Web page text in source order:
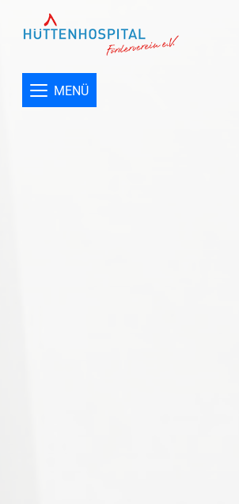
FörderzieleMENÜ